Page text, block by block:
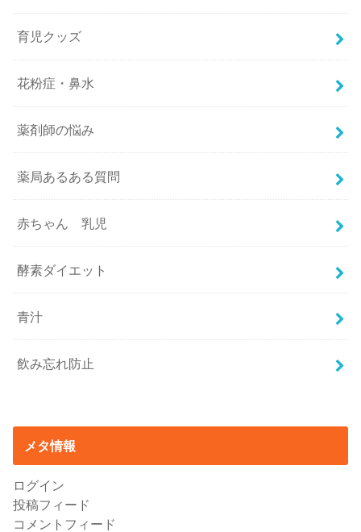
育児クッズ
花粉症・鼻水
薬剤師の悩み
薬局あるある質問
赤ちゃん 乳児
酵素ダイエット
青汁
飲み忘れ防止
メタ情報
ログイン
投稿フィード
コメントフィード